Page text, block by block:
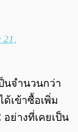
21,
นจำนวนกว่า
ด้เข้าซื้อเพิ่ม
อย่างที่เคยเป็น